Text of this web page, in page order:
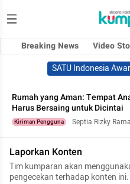
Breaking News Video
SATU Indonesia
Rumah yang Aman: Tempat
Harus Bersaing untuk Dicintai
Kiriman Pengguna Septia Rizky
Laporkan Konten
Tim kumparan akan
pengecekan terhadap konten ini.